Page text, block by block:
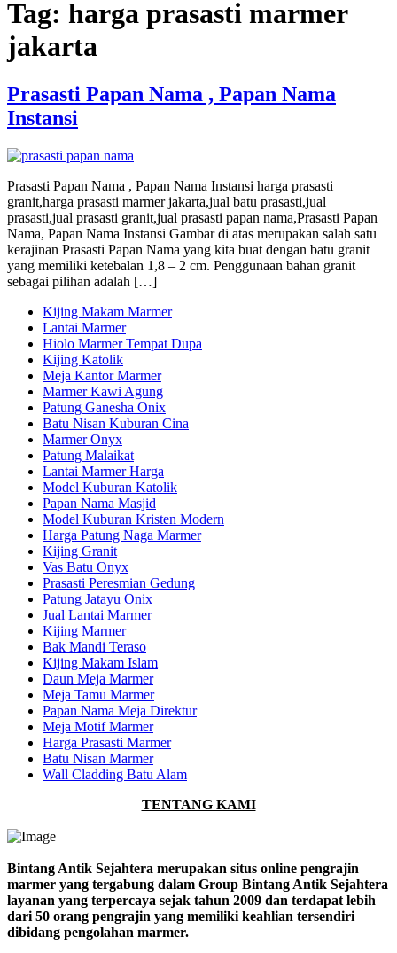
Tag: harga prasasti marmer
jakarta
Prasasti Papan Nama , Papan Nama
Instansi
Prasasti Papan Nama , Papan Nama Instansi harga prasasti
granit,harga prasasti marmer jakarta,jual batu prasasti,jual
prasasti,jual prasasti granit,jual prasasti papan nama,Prasasti Papan
Nama, Papan Nama Instansi Gambar di atas merupakan salah satu
kerajinan Prasasti Papan Nama yang kita buat dengan batu granit
yang memiliki ketebalan 1,8 – 2 cm. Penggunaan bahan granit
sebagai pilihan adalah […]
Kijing Makam Marmer
Lantai Marmer
Hiolo Marmer Tempat Dupa
Kijing Katolik
Meja Kantor Marmer
Marmer Kawi Agung
Patung Ganesha Onix
Batu Nisan Kuburan Cina
Marmer Onyx
Patung Malaikat
Lantai Marmer Harga
Model Kuburan Katolik
Papan Nama Masjid
Model Kuburan Kristen Modern
Harga Patung Naga Marmer
Kijing Granit
Vas Batu Onyx
Prasasti Peresmian Gedung
Patung Jatayu Onix
Jual Lantai Marmer
Kijing Marmer
Bak Mandi Teraso
Kijing Makam Islam
Daun Meja Marmer
Meja Tamu Marmer
Papan Nama Meja Direktur
Meja Motif Marmer
Harga Prasasti Marmer
Batu Nisan Marmer
Wall Cladding Batu Alam
TENTANG KAMI
Bintang Antik Sejahtera merupakan situs online pengrajin
marmer yang tergabung dalam Group Bintang Antik Sejahtera
layanan yang terpercaya sejak tahun 2009 dan terdapat lebih
dari 50 orang pengrajin yang memiliki keahlian tersendiri
dibidang pengolahan marmer.